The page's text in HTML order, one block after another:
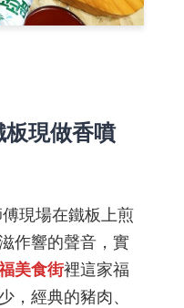
現做香噴
現場在鐵板上煎
作響的聲音，實
美食街裡這家福
，經典的豬肉、